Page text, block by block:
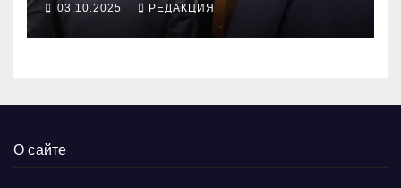
03.10.2025 РЕДАКЦИЯ
О сайте